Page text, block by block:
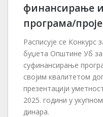
финансирање
програма/
Расписује се Конкурс
буџета Општине Уб
суфинансирање
својим квалитетом
презентацији
2025. години у
динара.